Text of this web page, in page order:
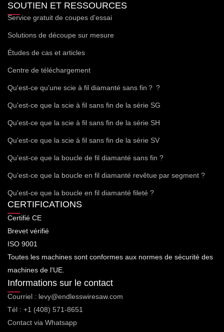
SOUTIEN ET RESSOURCES
Service gratuit de coupes d'essai
Solutions de découpe sur mesure
Études de cas et articles
Centre de téléchargement
Qu'est-ce qu'une scie à fil diamanté sans fin？ ?
Qu'est-ce que la scie à fil sans fin de la série SG
Qu'est-ce que la scie à fil sans fin de la série SH
Qu'est-ce que la scie à fil sans fin de la série SV
Qu'est-ce que la boucle de fil diamanté sans fin ?
Qu'est-ce que la boucle en fil diamanté revêtue par segment ?
Qu'est-ce que la boucle en fil diamanté fileté ?
CERTIFICATIONS
Certifié CE
Brevet vérifié
ISO 9001
Toutes les machines sont conformes aux normes de sécurité des
machines de l'UE.
Informations sur le contact
Courriel : levy@endlesswiresaw.com
Tél : +1 (408) 571-8651
Contact via Whatsapp